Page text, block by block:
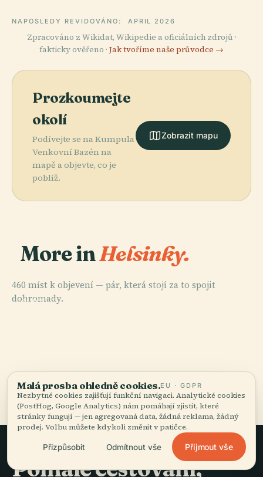
NAPOSLEDY REVIDOVÁNO: APRIL 2026
Zpracováno z Wikidat, Wikipedie a oficiálních zdrojů ·
fakticky ověřeno · Jak tvoříme naše průvodce →
Prozkoumejte
okolí
Podívejte se na Kumpula
Venkovní Bazén na
mapě a objevte, co je
poblíž.
Zobrazit mapu
More inHelsinky.
460 míst k objevení — pár, která stojí za to spojit
dohromady.
PLACE
PLACE
PLACE
Všech 460 míst v Helsinky
Pomalé cestování,
Malá prosba ohledně cookies.EU · GDPR
Nezbytné cookies zajišťují funkční navigaci. Analytické cookies
(PostHog, Google Analytics) nám pomáhají zjistit, které
stránky fungují — jen agregovaná data, žádná reklama, žádný
prodej. Volbu můžete kdykoli změnit v patičce.
Přizpůsobit Odmítnout vše Přijmout vše